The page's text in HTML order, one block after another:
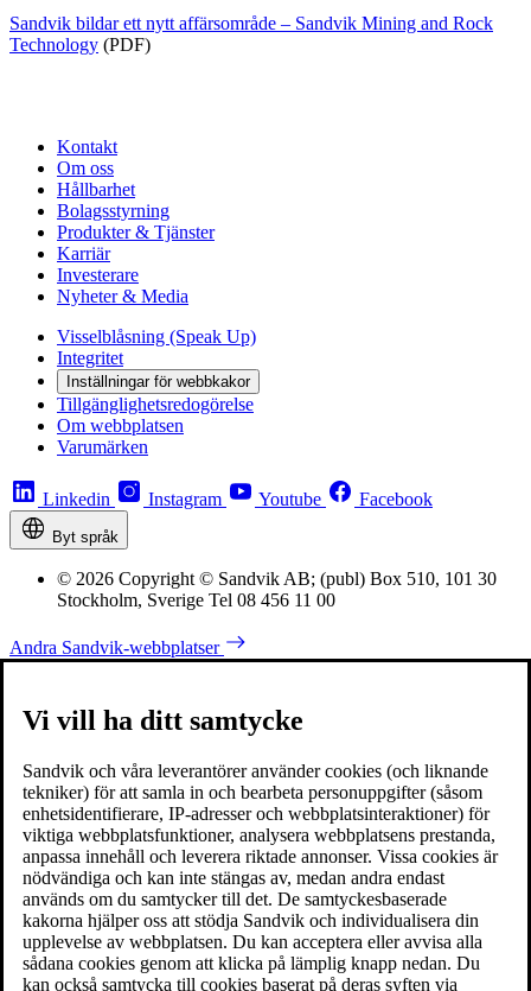
Sandvik bildar ett nytt affärsområde – Sandvik Mining and Rock
Technology (PDF)
Kontakt
Om oss
Hållbarhet
Bolagsstyrning
Produkter & Tjänster
Karriär
Investerare
Nyheter & Media
Visselblåsning (Speak Up)
Integritet
Inställningar för webbkakor
Tillgänglighetsredogörelse
Om webbplatsen
Varumärken
Linkedin Instagram Youtube Facebook
Byt språk
© 2026 Copyright © Sandvik AB; (publ) Box 510, 101 30
Stockholm, Sverige Tel 08 456 11 00
Andra Sandvik-webbplatser
Vi vill ha ditt samtycke
Sandvik och våra leverantörer använder cookies (och liknande
tekniker) för att samla in och bearbeta personuppgifter (såsom
enhetsidentifierare, IP-adresser och webbplatsinteraktioner) för
viktiga webbplatsfunktioner, analysera webbplatsens prestanda,
anpassa innehåll och leverera riktade annonser. Vissa cookies är
nödvändiga och kan inte stängas av, medan andra endast
används om du samtycker till det. De samtyckesbaserade
kakorna hjälper oss att stödja Sandvik och individualisera din
upplevelse av webbplatsen. Du kan acceptera eller avvisa alla
sådana cookies genom att klicka på lämplig knapp nedan. Du
kan också samtycka till cookies baserat på deras syften via